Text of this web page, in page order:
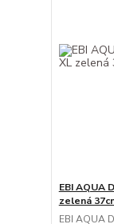
EBI AQUA
zelená
EBI AQUA